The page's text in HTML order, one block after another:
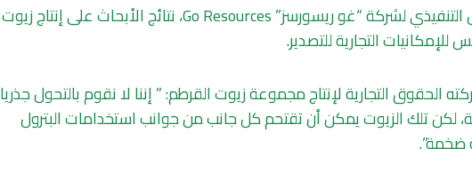
ويتابع مايكل كليننغ الرئيس التنفيذي لشركة “غو ريسورسز” Go Resources، نتائج الأبحاث على إنتاج زيوت
التجارية للتصدير.
الحقوق التجارية لإنتاج مجموعة زيوت القرطم: ” إننا لا نقوم بالتحول جذريا
لكن تلك الزيوت يمكن أن تقتحم كل جانب من جوانب استخدامات البترول
ضخمة”.